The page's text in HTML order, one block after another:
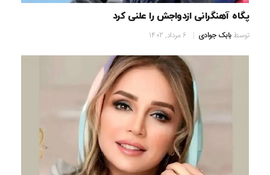
پگاه آهنگرانی ازدواجش را علنی کرد
توسطبابک جوادی 6 مرداد, 1402